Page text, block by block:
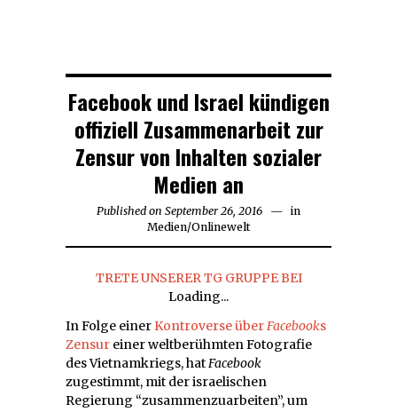
Facebook und Israel kündigen
offiziell Zusammenarbeit zur
Zensur von Inhalten sozialer
Medien an
Published on September 26, 2016 September
in
Medien/Onlinewelt
TRETE UNSERER TG GRUPPE BEI
Loading...
In Folge einer Kontroverse überFacebooks
Zensur einer weltberühmten Fotografie
des Vietnamkriegs, hatFacebook
zugestimmt, mit der israelischen
Regierung “zusammenzuarbeiten”, um